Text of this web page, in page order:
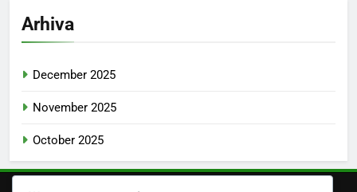
Arhiva
December 2025
November 2025
October 2025